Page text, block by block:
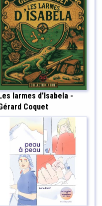
larmes d'Isabela -
Coquet